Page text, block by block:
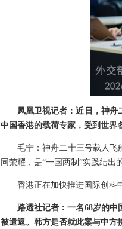
凤凰卫视记者：近日，神舟
中国香港的载荷专家，受到世界
毛宁：神舟二十三号载人飞
同荣耀，是“一国两制”实践结出
香港正在加快推进国际创科
路透社记者：一名68岁的
被遣返。韩方是否就此案与中方